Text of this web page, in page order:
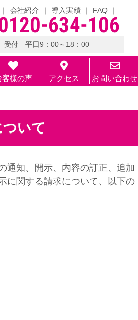
会社紹介 導入実績 FAQ
634-106
受付 平日9：00～18：00
客様の声 アクセス お問い合わせ
いて
通知、開示、内容の訂正、追加
に関する請求について、以下の